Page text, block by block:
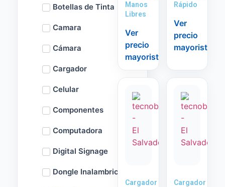
Botellas de Tinta
Camara
Cámara
Cargador
Celular
Componentes
Computadora
Digital Signage
Dongle Inalambrico
Manos
Libres
Ver
precio
mayorista
Rápido
Ver
precio
mayorista
Cargador
Cargador